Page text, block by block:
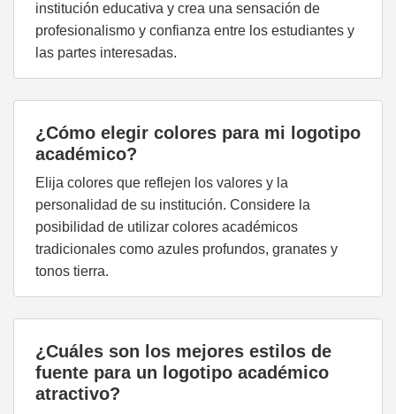
institución educativa y crea una sensación de
profesionalismo y confianza entre los estudiantes y
las partes interesadas.
¿Cómo elegir colores para mi logotipo
académico?
Elija colores que reflejen los valores y la
personalidad de su institución. Considere la
posibilidad de utilizar colores académicos
tradicionales como azules profundos, granates y
tonos tierra.
¿Cuáles son los mejores estilos de
fuente para un logotipo académico
atractivo?